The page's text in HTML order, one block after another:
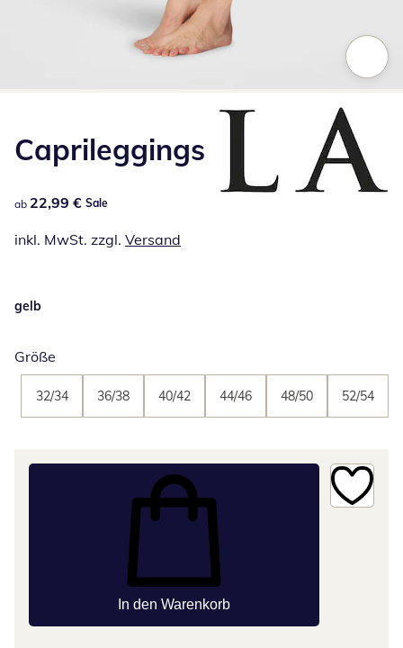
Caprileggings
22,99 €
ab 22,99 € Sale
inkl. MwSt. zzgl. Versand
gelb
Größe
32/34 36/38 40/42 44/46 48/50 52/54
In den Warenkorb